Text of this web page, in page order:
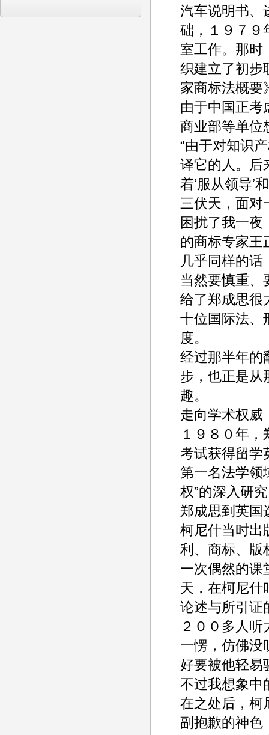
汽车说明书、
础，１９７９
室工作。那时
织建立了初步
家商标法概要
由于中国正考
商业部等单位
“由于对知识
译它的人。后
着‘服从领导’
三伏天，面对
困扰了我一夜
的商标专家王
几乎同样的
当然要慎重、
给了郑成思很
十位国际法、
度。
经过那半年的
步，也正是从
趣。
走向学术权威
１９８０年
考试获得留学
第一名法学领
权”的深入研
郑成思到英国
柯尼什当时出
利、商标、版
一次偶然的课
天，在柯尼什
论述与所引证
２００多人
一愣，仿佛没
好要被他轻易
不过我想象中
在之处后，柯
副抱歉的神色